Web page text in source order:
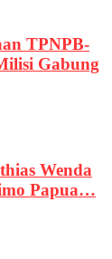
TPNPB-
Gabung
Wenda
Papua…